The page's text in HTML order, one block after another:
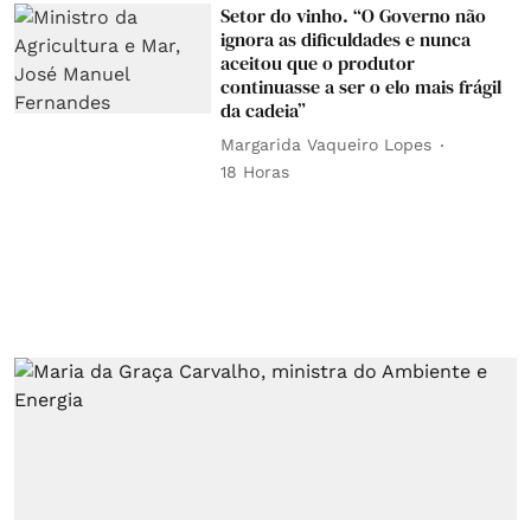
Setor do vinho. “O Governo não
ignora as dificuldades e nunca
aceitou que o produtor
continuasse a ser o elo mais frágil
da cadeia”
Margarida Vaqueiro Lopes
18 Horas